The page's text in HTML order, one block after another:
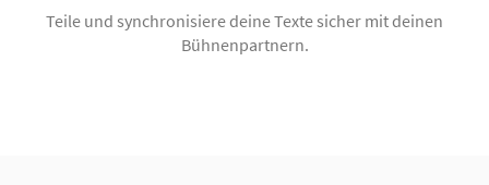
Teile und synchronisiere deine Texte sicher mit deinen
Bühnenpartnern.